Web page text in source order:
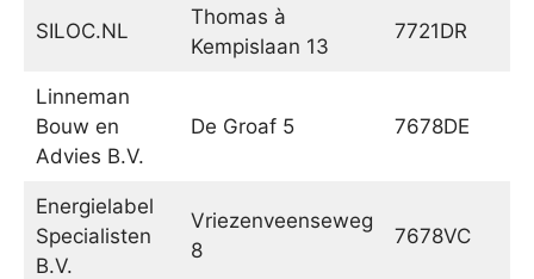
SILOC.NL
Thomas à
Kempislaan 13
7721DR
Linneman
Bouw en
Advies B.V.
De Groaf 5 7678DE
Energielabel
Specialisten
B.V.
Vriezenveenseweg
8
7678VC